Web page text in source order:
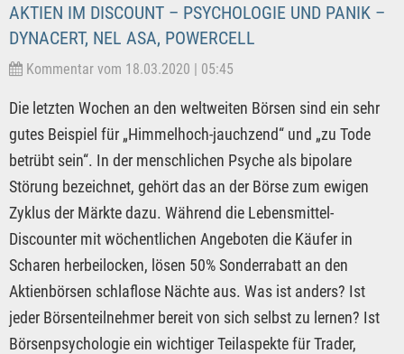
AKTIEN IM DISCOUNT – PSYCHOLOGIE UND PANIK –
DYNACERT, NEL ASA, POWERCELL
Kommentar vom 18.03.2020 | 05:45
Die letzten Wochen an den weltweiten Börsen sind ein sehr
gutes Beispiel für „Himmelhoch-jauchzend“ und „zu Tode
betrübt sein“. In der menschlichen Psyche als bipolare
Störung bezeichnet, gehört das an der Börse zum ewigen
Zyklus der Märkte dazu. Während die Lebensmittel-
Discounter mit wöchentlichen Angeboten die Käufer in
Scharen herbeilocken, lösen 50% Sonderrabatt an den
Aktienbörsen schlaflose Nächte aus. Was ist anders? Ist
jeder Börsenteilnehmer bereit von sich selbst zu lernen? Ist
Börsenpsychologie ein wichtiger Teilaspekte für Trader,